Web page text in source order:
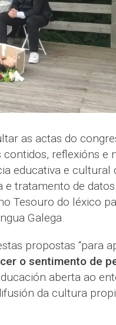
as actas do
reflexións e
educativa e cultural
tratamento de
Tesouro do léxico
Galega.
propostas “para
o sentimento de
aberta ao
da cultura